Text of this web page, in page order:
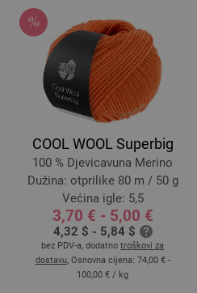
COOL WOOL Superbig
100 % Djevicavuna Merino
Dužina: otprilike 80 m / 50 g
Većina igle: 5,5
3,70 € - 5,00 €
4,32 $ - 5,84 $
bez PDV-a, dodatno troškovi za
dostavu, Osnovna cijena: 74,00 € -
100,00 € / kg